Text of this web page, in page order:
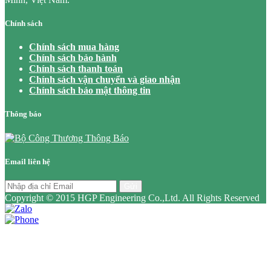
Chính sách
Chính sách mua hàng
Chính sách bảo hành
Chính sách thanh toán
Chính sách vận chuyển và giao nhận
Chính sách bảo mật thông tin
Thông báo
Email liên hệ
Copyright © 2015 HGP Engineering Co.,Ltd. All Rights Reserved